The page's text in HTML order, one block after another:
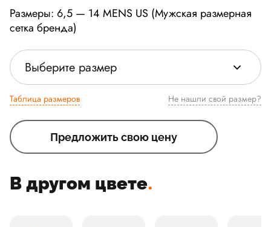
Размеры: 6,5 — 14 MENS US (Мужская размерная
сетка бренда)
Выберите размер
Таблица размеров Не нашли свой размер?
Предложить свою цену
В другом цвете.